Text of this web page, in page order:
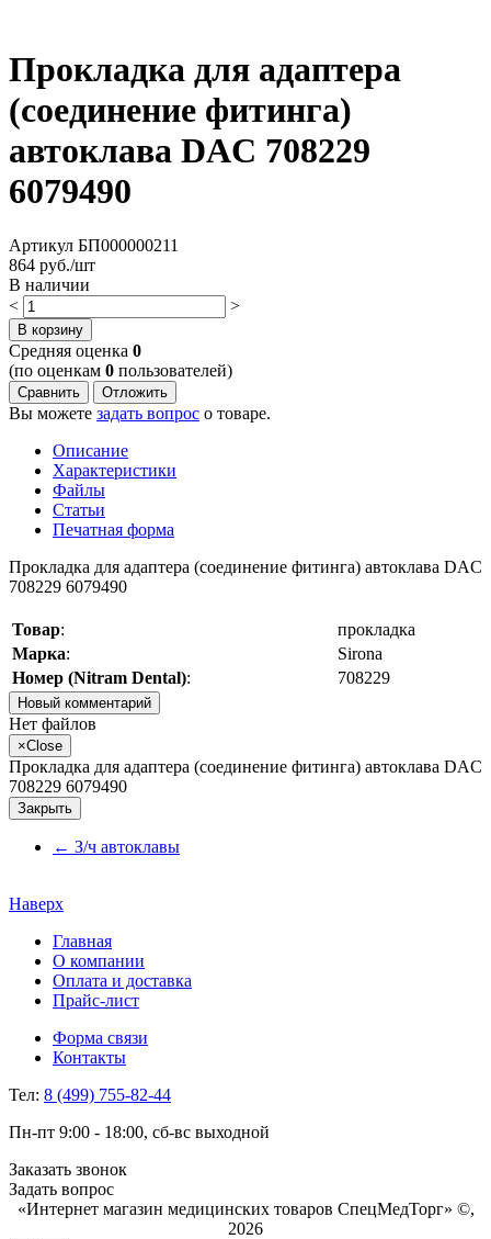
Прокладка для адаптера
(соединение фитинга)
автоклава DAC 708229
6079490
Артикул БП000000211
864 руб./шт
В наличии
<
>
В корзину
Cредняя оценка 0
(по оценкам 0 пользователей)
Сравнить Отложить
Вы можете задать вопрос о товаре.
Описание
Характеристики
Файлы
Статьи
Печатная форма
Прокладка для адаптера (соединение фитинга) автоклава DAC
708229 6079490
Товар:
прокладка
Марка:
Sirona
Номер (Nitram Dental): 708229
Новый комментарий
Нет файлов
×Close
Прокладка для адаптера (соединение фитинга) автоклава DAC
708229 6079490
Закрыть
← З/ч автоклавы
Наверх
Главная
О компании
Оплата и доставка
Прайс-лист
Форма связи
Контакты
Тел: 8 (499) 755-82-44
Пн-пт 9:00 - 18:00, сб-вс выходной
Заказать звонок
Задать вопрос
«Интернет магазин медицинских товаров СпецМедТорг» ©,
2026